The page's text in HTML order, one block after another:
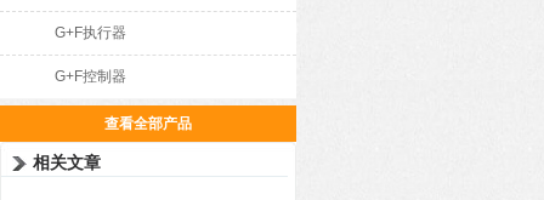
G+F执行器
G+F控制器
查看全部产品
相关文章